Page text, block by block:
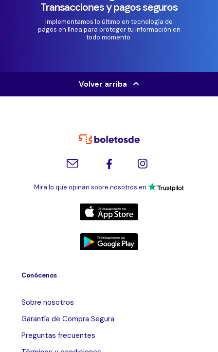
Transacciones y pagos seguros
Implementamos lo último en tecnología de
pagos en línea para proteger tu información en
todo momento.
Volver arriba
Mira lo que opinan sobre nosotros en
Conócenos
Sobre nosotros
Garantía de Compra Segura
Preguntas frecuentes